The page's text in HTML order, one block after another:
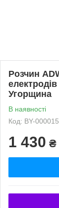
Розчин
Угорщина
В наявності
Код: BY-
1 430 ₴